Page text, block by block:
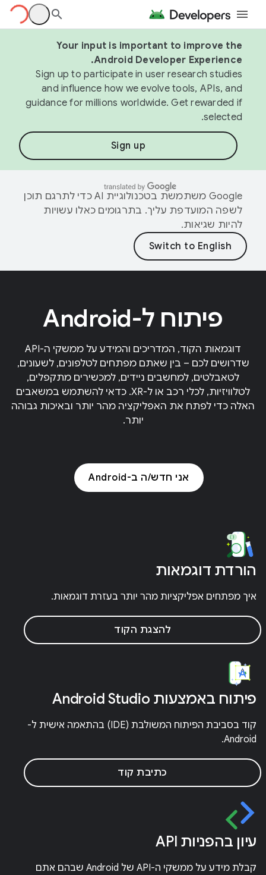
Your input is important to improve the
Android Developer Experience.
Sign up to participate in user research studies
and influence how we evolve tools, APIs, and
guidance for millions worldwide. Get rewarded if
selected.
Sign up
‫Google משתמשת בטכנולוגיית AI כדי לתרגם תוכן
לשפה המועדפת עליך. בתרגומים כאלו עשויות
להיות שגיאות.
פיתוח ל-Android
דוגמאות הקוד, המדריכים והמידע על ממשקי ה-API
שדרושים לכם – בין שאתם מפתחים לטלפונים, לשעונים,
לטאבלטים, למחשבים ניידים, למכשירים מתקפלים,
לטלוויזיות, לכלי רכב או ל-XR. כדאי להשתמש במשאבים
האלה כדי לפתח את האפליקציה מהר יותר ובאיכות גבוהה
יותר.
אני חדש/ה ב-Android
הורדת דוגמאות
איך מפתחים אפליקציות מהר יותר בעזרת דוגמאות.
להצגת הקוד
פיתוח באמצעות Android Studio
קוד בסביבת הפיתוח המשולבת (IDE) בהתאמה אישית ל-
Android.
כתיבת קוד
עיון בהפניות API
קבלת מידע על ממשקי ה-API של Android שבהם אתם